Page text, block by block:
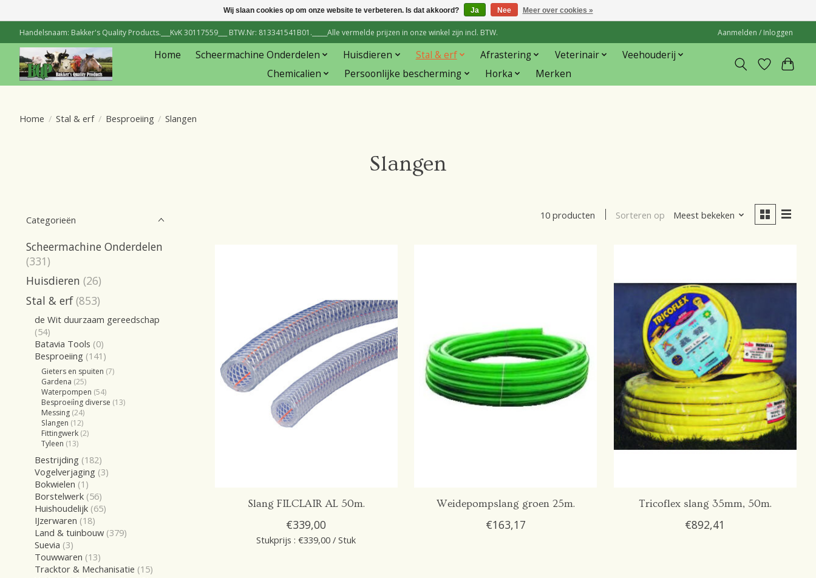
Handelsnaam: Bakker's Quality Products.___KvK 30117559___ BTW.Nr: 813341541B01._____Alle vermelde prijzen in onze winkel zijn incl. BTW. Aanmelden / Inloggen
Home Scheermachine Onderdelen Huisdieren Stal & erf Afrastering Veterinair
Veehouderij
Chemicalien
Persoonlijke bescherming Horka Merken
Home / Stal & erf / Besproeiing / Slangen
Slangen
Categorieën
Scheermachine Onderdelen
(331)
Huisdieren (26)
Stal & erf (853)
de Wit duurzaam gereedschap
(54)
Batavia Tools (0)
Besproeiing (141)
Gieters en spuiten (7)
Gardena (25)
Waterpompen (54)
Besproeiìng diverse (13)
Messing (24)
Slangen (12)
Fittingwerk (2)
Tyleen (13)
Bestrijding (182)
Vogelverjaging (3)
Bokwielen (1)
Borstelwerk (56)
Huishoudelijk (65)
IJzerwaren (18)
Land & tuinbouw (379)
Suevia (3)
Touwwaren (13)
Tracktor & Mechanisatie (15)
10 producten Sorteren op Meest bekeken
Slang FILCLAIR AL 50m.
€339,00
Stukprijs : €339,00 / Stuk
Weidepompslang groen 25m.
€163,17
Tricoflex slang 35mm, 50m.
€892,41
Wij slaan cookies op om onze website te verbeteren. Is dat akkoord? Ja Nee Meer over cookies »